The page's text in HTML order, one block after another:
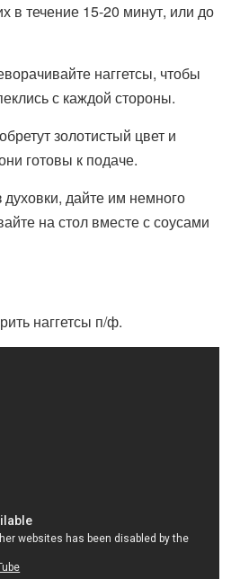
в течение 15-20 минут, или до
наггетсы, чтобы
с каждой стороны.
золотистый цвет и
готовы к подаче.
духовки, дайте им немного
на стол вместе с соусами
наггетсы п/ф.